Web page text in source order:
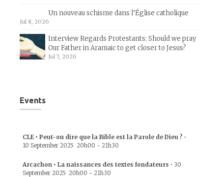
Un nouveau schisme dans l’Église catholique
Jul 8, 2026
Interview Regards Protestants: Should we pray
Our Father in Aramaic to get closer to Jesus?
Jul 7, 2026
Events
CLE • Peut-on dire que la Bible est la Parole de Dieu ? •
10 September 2025 20h00 - 21h30
Arcachon • La naissances des textes fondateurs • 30
September 2025 20h00 - 21h30